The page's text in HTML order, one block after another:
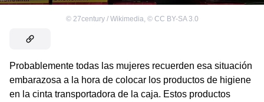
© 27century / Wikimedia, © CC BY-SA 3.0
Probablemente todas las mujeres recuerden esa situación
embarazosa a la hora de colocar los productos de higiene
en la cinta transportadora de la caja. Estos productos